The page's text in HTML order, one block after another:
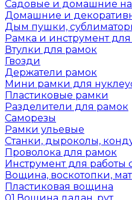
Садовые и домашние
Домашние и
Дым пушки,
Рамка и инструмент
Втулки для рамок
Гвозди
Держатели рамок
Мини рамки для
Пластиковые рамки
Разделители для рамок
Саморезы
Рамки ульевые
Станки, дыроколы,
Проволока для рамок
Инструмент для
Вощина, воскотопки,
Пластиковая вощина